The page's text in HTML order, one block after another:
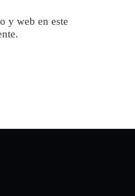
y web en este